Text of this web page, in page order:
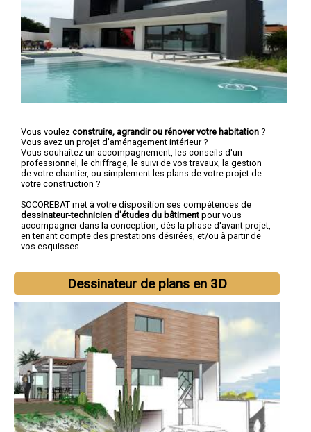
Vous voulez construire, agrandir ou rénover votre habitation ?
Vous avez un projet d'aménagement intérieur ?
Vous souhaitez un accompagnement, les conseils d'un
professionnel, le chiffrage, le suivi de vos travaux, la gestion
de votre chantier, ou simplement les plans de votre projet de
votre construction ?
SOCOREBAT met à votre disposition ses compétences de
dessinateur-technicien d'études du bâtiment pour vous
accompagner dans la conception, dès la phase d'avant projet,
en tenant compte des prestations désirées, et/ou à partir de
vos esquisses.
Dessinateur de plans en 3D